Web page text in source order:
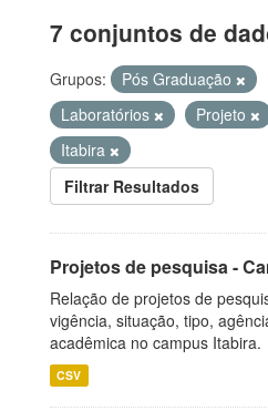
7 conjuntos de
Grupos: Pós Graduação
Laboratórios
Projeto
Itabira
Filtrar Resultados
Projetos de pesquisa -
Relação de projetos de
vigência, situação, tipo,
acadêmica no campus Itabira.
CSV